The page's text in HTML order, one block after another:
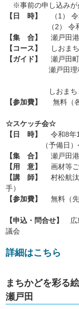
※事前の申し込みが
【日 時】
（1）
（2）
【集 合】
瀬戸田港
【コース】
しおまち
【ガイド】
瀬戸田町
瀬戸田理科ク
【私が薦め
しおまちまち
【参加費】
無料（
☆スケッチ会☆
【日 時】
令和8年
（予備日）令和
【集 合】
瀬戸田
【用 意】
画材等ご
【講 師】
村松航汰
手）
【参加費】
無料（先
【申込・問合せ】
広
議会
詳細はこちら
まちかどを彩る
瀬戸田